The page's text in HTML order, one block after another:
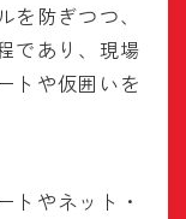
防ぎつつ、
であり、現場
トや仮囲いを
トやネット・